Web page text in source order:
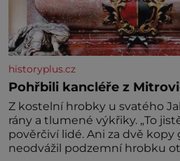
historyplus.cz
Pohřbili kancléře z
Z kostelní hrobky u svatého
rány a tlumené výkřiky. „To
pověrčiví lidé. Ani za dvě
neodvážil podzemní hrobku